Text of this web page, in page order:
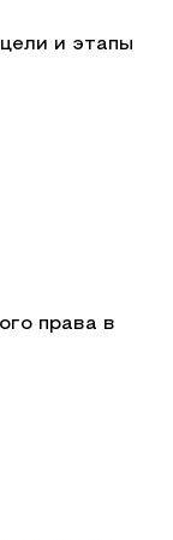
и этапы
права в